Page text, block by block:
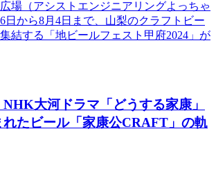
場（アシストエンジニアリングよっちゃ
日から8月4日まで、山梨のクラフトビー
結する「地ビールフェスト甲府2024」が
NHK大河ドラマ「どうする家康」
れたビール「家康公CRAFT」の軌